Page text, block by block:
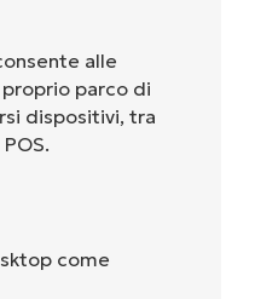
alle
parco di
dispositivi, tra
come